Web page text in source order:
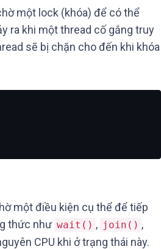
một lock (khóa) để có thể
ra khi một thread cố gắng truy
sẽ bị chặn cho đến khi khóa
một điều kiện cụ thể để tiếp
thức như wait() , join() ,
CPU khi ở trạng thái này.